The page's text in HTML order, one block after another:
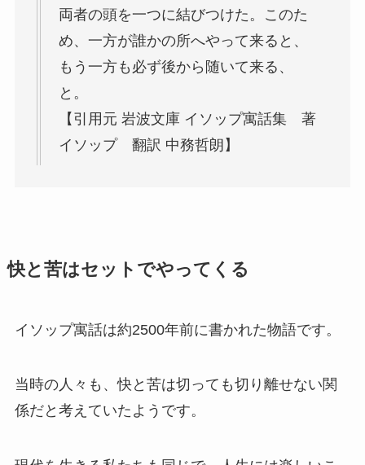
両者の頭を一つに結びつけた。このた
め、一方が誰かの所へやって来ると、
もう一方も必ず後から随いて来る、
と。
【引用元 岩波文庫 イソップ寓話集 著
イソップ 翻訳 中務哲朗】
快と苦はセットでやってくる
イソップ寓話は約2500年前に書かれた物語です。
当時の人々も、快と苦は切っても切り離せない関
係だと考えていたようです。